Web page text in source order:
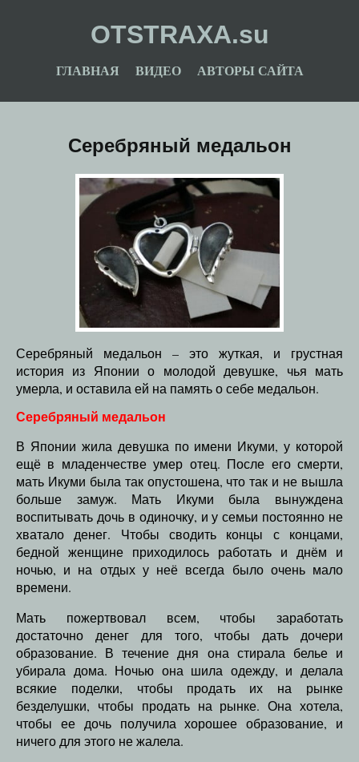
OTSTRAXA.su
ГЛАВНАЯ ВИДЕО АВТОРЫ САЙТА
Серебряный медальон
Серебряный медальон – это жуткая, и грустная
история из Японии о молодой девушке, чья мать
умерла, и оставила ей на память о себе медальон.
Серебряный медальон
В Японии жила девушка по имени Икуми, у которой
ещё в младенчестве умер отец. После его смерти,
мать Икуми была так опустошена, что так и не вышла
больше замуж. Мать Икуми была вынуждена
воспитывать дочь в одиночку, и у семьи постоянно не
хватало денег. Чтобы сводить концы с концами,
бедной женщине приходилось работать и днём и
ночью, и на отдых у неё всегда было очень мало
времени.
Мать пожертвовал всем, чтобы заработать
достаточно денег для того, чтобы дать дочери
образование. В течение дня она стирала белье и
убирала дома. Ночью она шила одежду, и делала
всякие поделки, чтобы продать их на рынке
безделушки, чтобы продать на рынке. Она хотела,
чтобы ее дочь получила хорошее образование, и
ничего для этого не жалела.